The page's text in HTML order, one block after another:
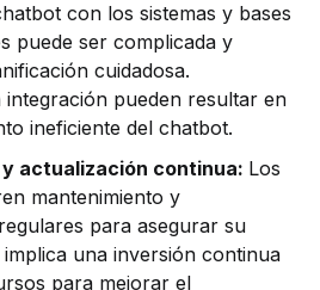
con los sistemas y bases
puede ser complicada y
cuidadosa.
integración pueden resultar en
ineficiente del chatbot.
actualización continua: Los
mantenimiento y
para asegurar su
implica una inversión continua
para mejorar el